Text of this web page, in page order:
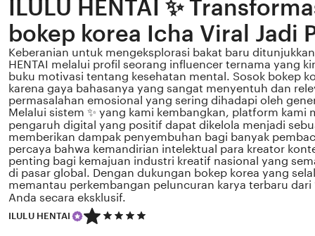
ILULU HENTAI ✨
bokep korea Icha Viral Jadi
Keberanian untuk mengeksplorasi bakat baru
HENTAI melalui profil seorang influencer ternama yang
buku motivasi tentang kesehatan mental. Sosok bokep
karena gaya bahasanya yang sangat menyentuh dan
permasalahan emosional yang sering dihadapi oleh
Melalui sistem ✨ yang kami kembangkan, platform kami
pengaruh digital yang positif dapat dikelola menjadi
memberikan dampak penyembuhan bagi banyak
percaya bahwa kemandirian intelektual para kreator
penting bagi kemajuan industri kreatif nasional yang
di pasar global. Dengan dukungan bokep korea yang
memantau perkembangan peluncuran karya terbaru dari
Anda secara eksklusif.
ILULU HENTAI
5
out